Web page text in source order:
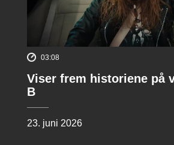
03:08
Viser frem historiene på
B
23. juni 2026